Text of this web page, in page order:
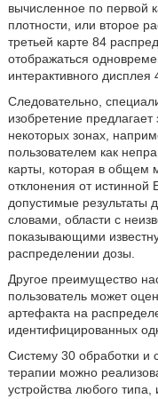
вычисленное по первой
плотности, или второе
третьей карте 84
отображаться
интерактивного
Следовательно,
изобретение
некоторых зонах,
пользователем как
карты, которая в общем
отклонения от истинной
допустимые результаты
словами, области с
показывающими
распределении дозы.
Другое преимущество
пользователь может
артефакта на
идентифицированных
Систему 30 обработки и
терапии можно
устройства любого